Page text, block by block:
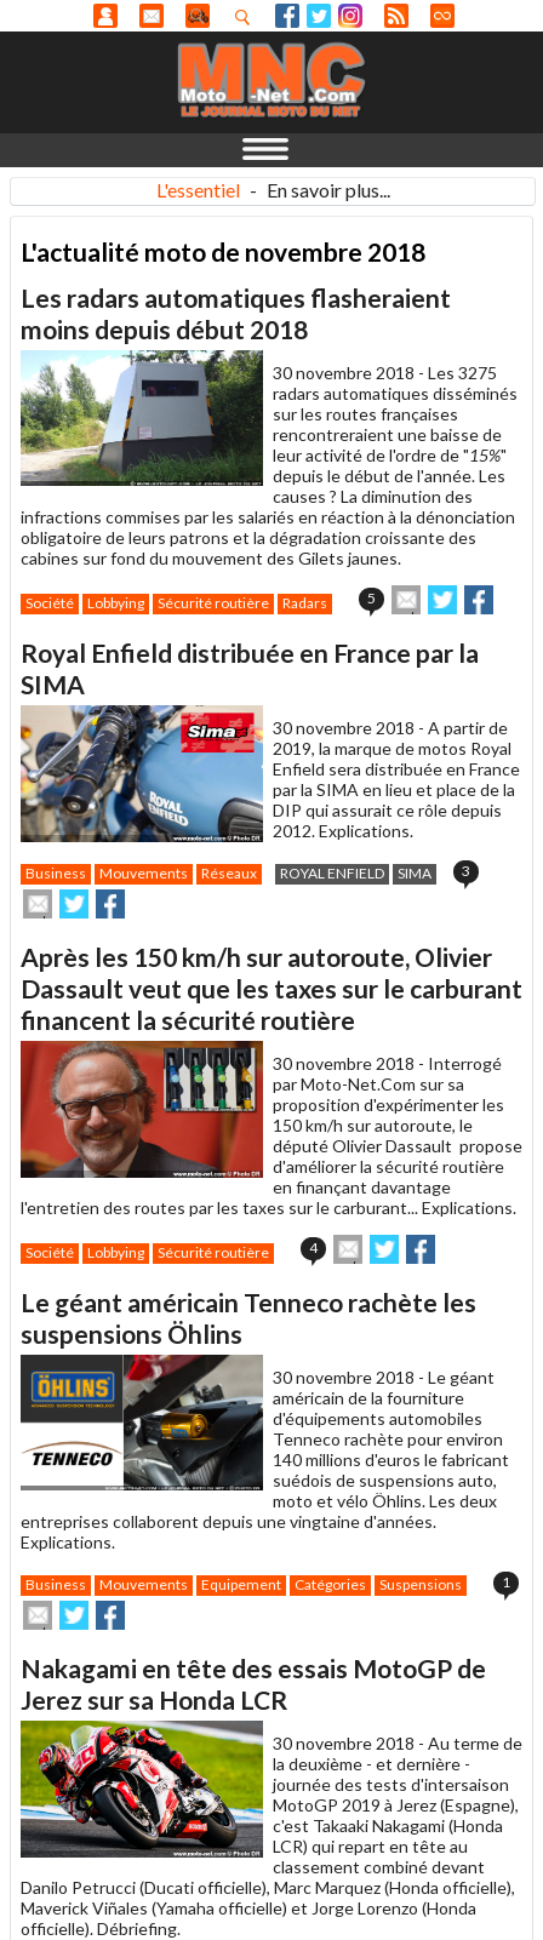
L'essentiel - En savoir plus...
L'actualité moto de novembre 2018
Les radars automatiques flasheraient
moins depuis début 2018
30 novembre 2018 - Les 3275
radars automatiques disséminés
sur les routes françaises
rencontreraient une baisse de
leur activité de l'ordre de "15%"
depuis le début de l'année. Les
causes ? La diminution des
infractions commises par les salariés en réaction à la dénonciation
obligatoire de leurs patrons et la dégradation croissante des
cabines sur fond du mouvement des Gilets jaunes.
Société Lobbying Sécurité routière Radars 5
Envoyer
cet
à
Partager
sur sur
Royal Enfield distribuée en France par la
SIMA
30 novembre 2018 - A partir de
2019, la marque de motos Royal
Enfield sera distribuée en France
par la SIMA en lieu et place de la
DIP qui assurait ce rôle depuis
2012. Explications.
Business Mouvements Réseaux ROYAL ENFIELD SIMA 3
Envoyer
cet
à
un
ami
Partager
sur
sur
Après les 150 km/h sur autoroute, Olivier
Dassault veut que les taxes sur le carburant
financent la sécurité routière
30 novembre 2018 - Interrogé
par Moto-Net.Com sur sa
proposition d'expérimenter les
150 km/h sur autoroute, le
député Olivier Dassault propose
d'améliorer la sécurité routière
en finançant davantage
l'entretien des routes par les taxes sur le carburant... Explications.
Société Lobbying Sécurité routière 4
Envoyer
cet
à
Partager
sur sur
Le géant américain Tenneco rachète les
suspensions Öhlins
30 novembre 2018 - Le géant
américain de la fourniture
d'équipements automobiles
Tenneco rachète pour environ
140 millions d'euros le fabricant
suédois de suspensions auto,
moto et vélo Öhlins. Les deux
entreprises collaborent depuis une vingtaine d'années.
Explications.
Business Mouvements Equipement Catégories Suspensions 1
Envoyer
cet
à
un
ami
Partager
sur
sur
Nakagami en tête des essais MotoGP de
Jerez sur sa Honda LCR
30 novembre 2018 - Au terme de
la deuxième - et dernière -
journée des tests d'intersaison
MotoGP 2019 à Jerez (Espagne),
c'est Takaaki Nakagami (Honda
LCR) qui repart en tête au
classement combiné devant
Danilo Petrucci (Ducati officielle), Marc Marquez (Honda officielle),
Maverick Viñales (Yamaha officielle) et Jorge Lorenzo (Honda
officielle). Débriefing.